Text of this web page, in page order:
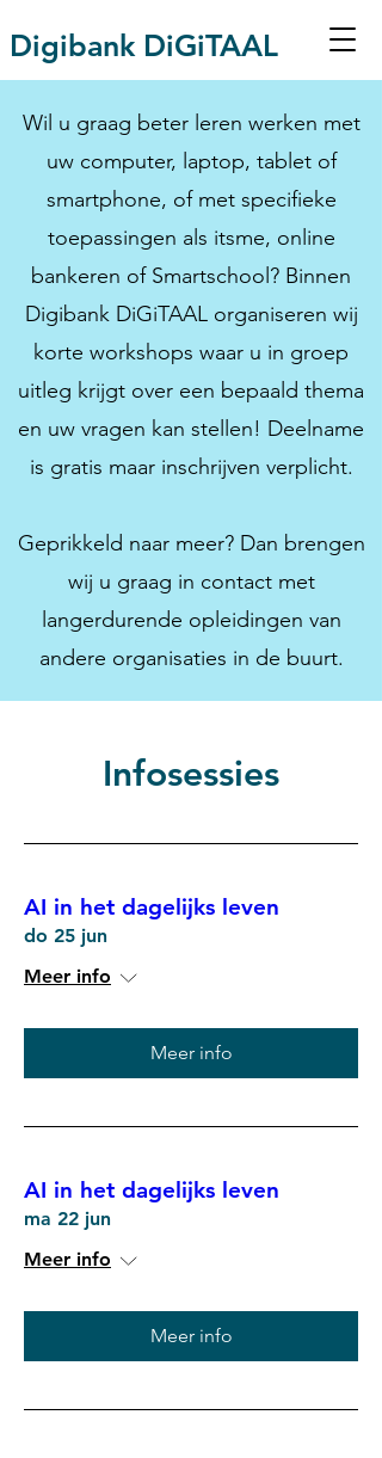
Digibank DiGiTAAL
Wil u graag beter leren werken met
uw computer, laptop, tablet of
smartphone, of met specifieke
toepassingen als itsme, online
bankeren of Smartschool? Binnen
Digibank DiGiTAAL organiseren wij
korte workshops waar u in groep
uitleg krijgt over een bepaald thema
en uw vragen kan stellen! Deelname
is gratis maar inschrijven verplicht.
Geprikkeld naar meer? Dan brengen
wij u graag in contact met
langerdurende opleidingen van
andere organisaties in de buurt.
Infosessies
AI in het dagelijks leven
do 25 jun
Meer info
Meer info
AI in het dagelijks leven
ma 22 jun
Meer info
Meer info